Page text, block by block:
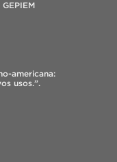
americana:
usos.”.